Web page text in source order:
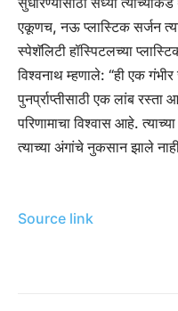
एकूणच, नऊ प्लास्टिक सर्जन
स्पेशॅलिटी हॉस्पिटलच्या
विश्वनाथ म्हणाले: “ही एक
पुनर्प्राप्तीसाठी एक लांब रस्ता
परिणामाचा विश्वास आहे.
त्याच्या अंगांचे नुकसान झाले
Source link